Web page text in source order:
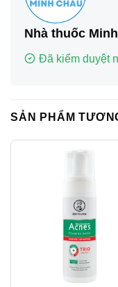
Nhà thuốc
Đã kiểm duyệt
SẢN PHẨM